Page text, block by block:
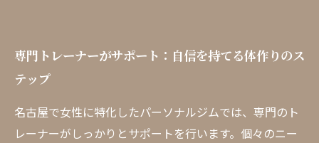
専門トレーナーがサポート：自信を持てる体作りのス
テップ
名古屋で女性に特化したパーソナルジムでは、専門のト
レーナーがしっかりとサポートを行います。個々のニー